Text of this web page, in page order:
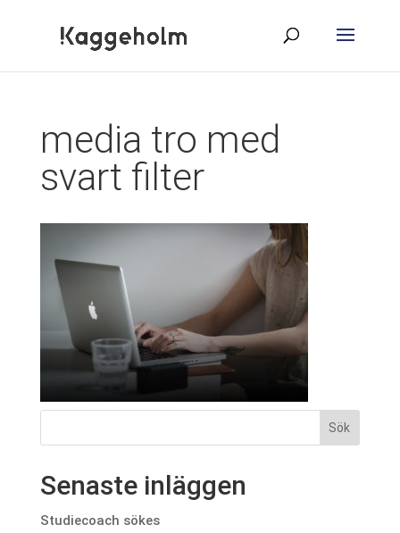
media tro med
svart filter
Senaste inläggen
Studiecoach sökes